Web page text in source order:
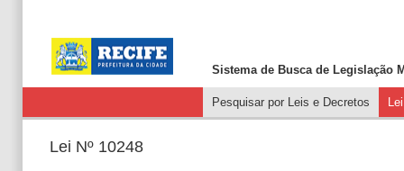
Sistema de Busca de Legislação
Pesquisar por Leis e Decretos
Lei Nº 10248